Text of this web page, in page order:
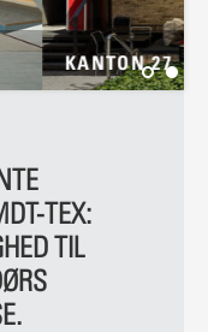
TEX:
TIL